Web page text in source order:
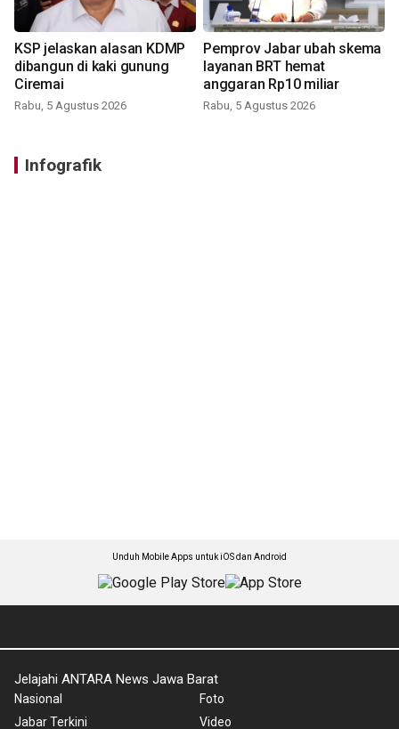
KSP jelaskan alasan KDMP
dibangun di kaki gunung
Ciremai
Rabu, 5 Agustus 2026
Pemprov Jabar ubah skema
layanan BRT hemat
anggaran Rp10 miliar
Rabu, 5 Agustus 2026
Infografik
Unduh Mobile Apps untuk iOS dan Android
Jelajahi ANTARA News Jawa Barat
Nasional
Jabar Terkini
Foto
Video